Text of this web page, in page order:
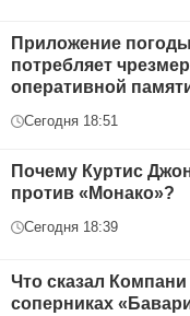
Приложение
потребляет
оперативной
Сегодня 18:51
Почему Куртис
против «Монако»?
Сегодня 18:39
Что сказал
соперниках